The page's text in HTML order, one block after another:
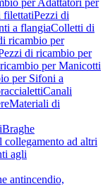
per Adattatori per
filettatiPezzi di
a flangiaColletti di
ricambio per
di ricambio per
per Manicotti
per Sifoni a
Canali
Materiali di
Braghe
collegamento ad altri
agli
antincendio,